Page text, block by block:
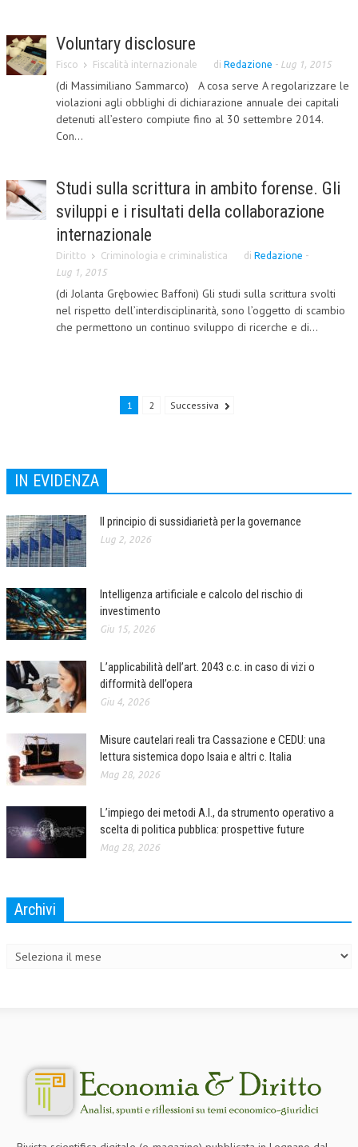
FISCALITÀ INTERNAZIONALE
TAX RISK MANAGEMENT
CRIMINOLOGIA TRIBUTARIA
CFC E PARADISI FISCALI
PRASSI
AMMINISTRATIVA
TRIBUTARIA
GIURISPRUDENZA
EUROPEA
COSTITUZIONALE
ARCHIVIO EVENTI (FINO AL 2022)
CORSI ENTI TERZI
PUBBLICAZIONI
TELEGRAM
MANUALI E MONOGRAFIE
TESI DI LAUREA
MATERIALE DIDATTICO
INVITI E PROMOZIONI
Voluntary disclosure
Fisco Fiscalità internazionale di Redazione - Lug 1, 2015
(di Massimiliano Sammarco) A cosa serve A regolarizzare le
violazioni agli obblighi di dichiarazione annuale dei capitali
detenuti all’estero compiute fino al 30 settembre 2014.
Con...
Studi sulla scrittura in ambito forense. Gli
sviluppi e i risultati della collaborazione
internazionale
Diritto Criminologia e criminalistica di Redazione -
Lug 1, 2015
(di Jolanta Grębowiec Baffoni) Gli studi sulla scrittura svolti
nel rispetto dell’interdisciplinarità, sono l’oggetto di scambio
che permettono un continuo sviluppo di ricerche e di...
1 2 Successiva
IN EVIDENZA
Il principio di sussidiarietà per la governance
Lug 2, 2026
Intelligenza artificiale e calcolo del rischio di
investimento
Giu 15, 2026
L’applicabilità dell’art. 2043 c.c. in caso di vizi o
difformità dell’opera
Giu 4, 2026
Misure cautelari reali tra Cassazione e CEDU: una
lettura sistemica dopo Isaia e altri c. Italia
Mag 28, 2026
L’impiego dei metodi A.I., da strumento operativo a
scelta di politica pubblica: prospettive future
Mag 28, 2026
Archivi